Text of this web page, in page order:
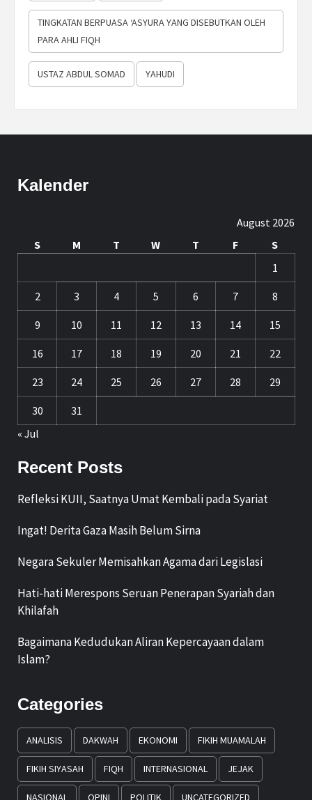
TINGKATAN BERPUASA ‘ASYURA YANG DISEBUTKAN OLEH
PARA AHLI FIQH
USTAZ ABDUL SOMAD YAHUDI
Kalender
August 2026
S
M T W T F
S
1
2 3 4 5 6 7 8
9 10 11 12 13 14 15
16 17 18 19 20 21 22
23 24 25 26 27 28 29
30
31
« Jul
Recent Posts
Refleksi KUII, Saatnya Umat Kembali pada Syariat
Ingat! Derita Gaza Masih Belum Sirna
Negara Sekuler Memisahkan Agama dari Legislasi
Hati-hati Merespons Seruan Penerapan Syariah dan
Khilafah
Bagaimana Kedudukan Aliran Kepercayaan dalam
Islam?
Categories
ANALISIS DAKWAH EKONOMI FIKIH MUAMALAH
FIKIH SIYASAH FIQH INTERNASIONAL JEJAK
NASIONAL OPINI POLITIK UNCATEGORIZED